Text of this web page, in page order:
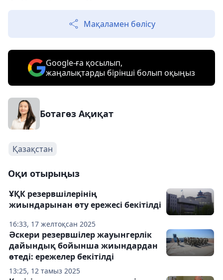
Мақаламен бөлісу
Google-ға қосылып,
жаңалықтарды бірінші болып оқыңыз
Ботагөз Ақиқат
Қазақстан
Оқи отырыңыз
16:33, 17 желтоқсан 2025
ҰҚК резервшілерінің
жиындарынан өту ережесі бекітілді
13:25, 12 тамыз 2025
Әскери резервшілер жауынгерлік
дайындық бойынша жиындардан
өтеді: ережелер бекітілді